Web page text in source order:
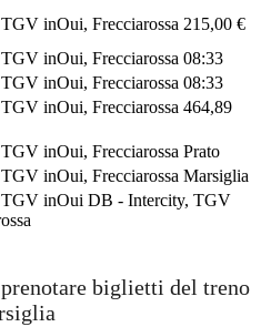
inOui, Frecciarossa 215,00 €
inOui, Frecciarossa 08:33
inOui, Frecciarossa 08:33
inOui, Frecciarossa 464,89
inOui, Frecciarossa Prato
inOui, Frecciarossa Marsiglia
inOui DB - Intercity, TGV
©CARTO
biglietti del treno